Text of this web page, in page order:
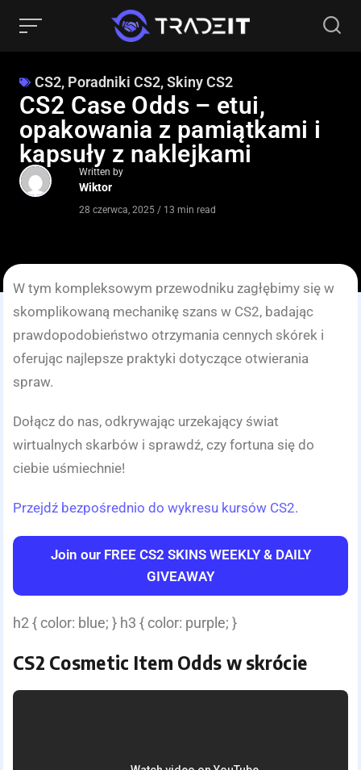
CS2, Poradniki CS2,Skiny CS2
CS2 Case Odds – etui,
opakowania z pamiątkami i
kapsuły z naklejkami
Written by
Wiktor
28 czerwca, 2025 / 13 min read
W tym kompleksowym przewodniku zagłębimy się w
skomplikowaną mechanikę szans w CS2, badając
prawdopodobieństwo otrzymania cennych skórek i
oferując najlepsze praktyki dotyczące otwierania
spraw.
Dołącz do nas, odkrywając urzekający świat
wirtualnych skarbów i sprawdź, czy fortuna się do
ciebie uśmiechnie!
Przejdź bezpośrednio do wykresu kursów CS2.
Join our FREE CS2 SKINS WEEKLY & DAILY
GIVEAWAY
h2 { color: blue; } h3 { color: purple; }
CS2 Cosmetic Item Odds w skrócie